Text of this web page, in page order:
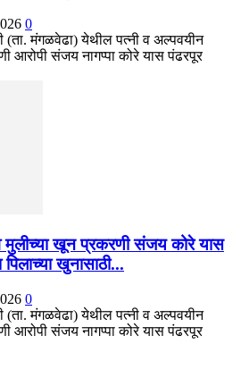
0
(ता. मंगळवेढा) येथील पत्नी व अल्पवयीन
आरोपी संजय नागप्पा कोरे यास पंढरपूर
मुलीच्या खून प्रकरणी संजय कोरे यास
पिलाच्या खुनासाठी...
0
(ता. मंगळवेढा) येथील पत्नी व अल्पवयीन
आरोपी संजय नागप्पा कोरे यास पंढरपूर